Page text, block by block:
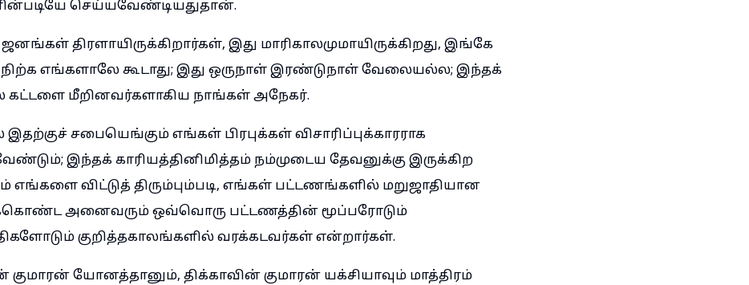
செய்யவேண்டியதுதான்.
திரளாயிருக்கிறார்கள், இது மாரிகாலமுமாயிருக்கிறது, இங்கே
எங்களாலே கூடாது; இது ஒருநாள் இரண்டுநாள் வேலையல்ல; இந்தக்
கட்டளை மீறினவர்களாகிய நாங்கள் அநேகர்.
சபையெங்கும் எங்கள் பிரபுக்கள் விசாரிப்புக்காரராக
இந்தக் காரியத்தினிமித்தம் நம்முடைய தேவனுக்கு இருக்கிற
எங்களை விட்டுத் திரும்பும்படி, எங்கள் பட்டணங்களில் மறுஜாதியான
அனைவரும் ஒவ்வொரு பட்டணத்தின் மூப்பரோடும்
குறித்தகாலங்களில் வரக்கடவர்கள் என்றார்கள்.
யோனத்தானும், திக்காவின் குமாரன் யக்சியாவும் மாத்திரம்